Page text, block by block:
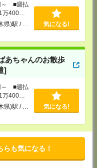
～ ■週払
400円
県)駅 / … 気になる!
あちゃんのお散歩
]
～ ■週払
400円
県)駅 / … 気になる!
らも気になる！